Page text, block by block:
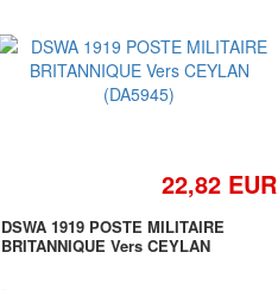
22,82 EUR
DSWA 1919 POSTE MILITAIRE
BRITANNIQUE Vers CEYLAN